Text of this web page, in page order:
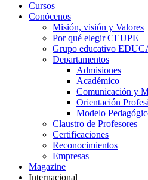
Cursos
Conócenos
Misión, visión y Valores
Por qué elegir CEUPE
Grupo educativo
Departamentos
Admisiones
Académico
Comunicación y
Orientación
Modelo
Claustro de Profesores
Certificaciones
Reconocimientos
Empresas
Magazine
Internacional